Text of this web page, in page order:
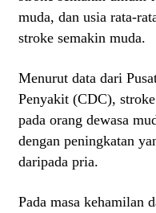
muda, dan usia rata-
stroke semakin muda.
Menurut data dari
Penyakit (CDC),
pada orang dewasa
dengan peningkatan
daripada pria.
Pada masa kehamilan